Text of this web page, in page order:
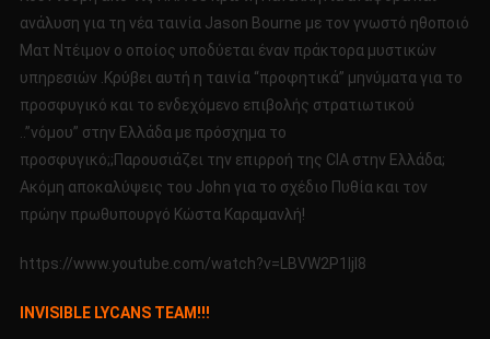
ανάλυση για τη νέα ταινία Jason Bourne με τον γνωστό ηθοποιό
Ματ Ντέιμον ο οποίος υποδύεται έναν πράκτορα μυστικών
υπηρεσιών .Κρύβει αυτή η ταινία “προφητικά” μηνύματα για το
προσφυγικό και το ενδεχόμενο επιβολής στρατιωτικού
..”νόμου” στην Ελλάδα με πρόσχημα το
προσφυγικό;;Παρουσιάζει την επιρροή της CIA στην Ελλάδα;
Ακόμη αποκαλύψεις του John για το σχέδιο Πυθία και τον
πρώην πρωθυπουργό Κώστα Καραμανλή!
https://www.youtube.com/watch?v=LBVW2P1IjI8
INVISIBLE LYCANS TEAM!!!